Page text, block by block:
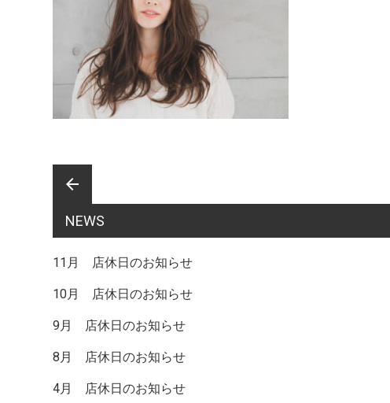
前
後
の
記
arrow_back
NEWS
11月 店休日のお知らせ
10月 店休日のお知らせ
9月 店休日のお知らせ
8月 店休日のお知らせ
4月 店休日のお知らせ